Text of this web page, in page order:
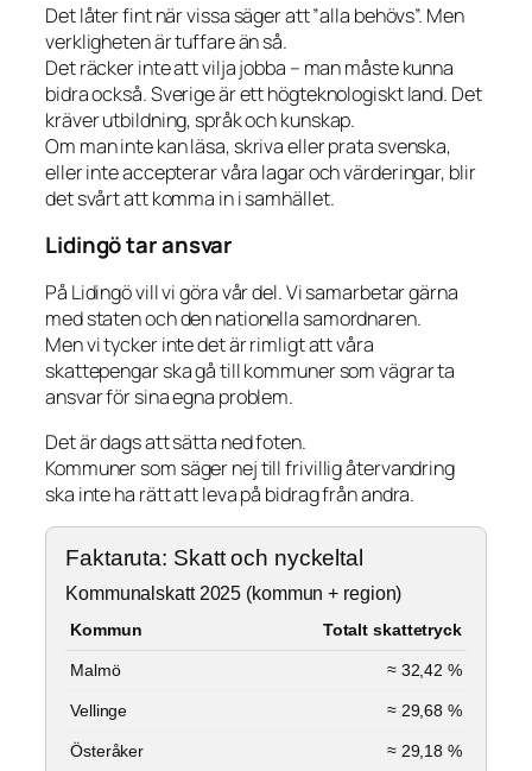
Det låter fint när vissa säger att ”alla behövs”. Men
verkligheten är tuffare än så.
Det räcker inte att vilja jobba – man måste kunna
bidra också. Sverige är ett högteknologiskt land. Det
kräver utbildning, språk och kunskap.
Om man inte kan läsa, skriva eller prata svenska,
eller inte accepterar våra lagar och värderingar, blir
det svårt att komma in i samhället.
Lidingö tar ansvar
På Lidingö vill vi göra vår del. Vi samarbetar gärna
med staten och den nationella samordnaren.
Men vi tycker inte det är rimligt att våra
skattepengar ska gå till kommuner som vägrar ta
ansvar för sina egna problem.
Det är dags att sätta ned foten.
Kommuner som säger nej till frivillig återvandring
ska inte ha rätt att leva på bidrag från andra.
Faktaruta: Skatt och nyckeltal
Kommunalskatt 2025 (kommun + region)
Kommun Totalt skattetryck
Malmö ≈ 32,42 %
Vellinge ≈ 29,68 %
Österåker ≈ 29,18 %